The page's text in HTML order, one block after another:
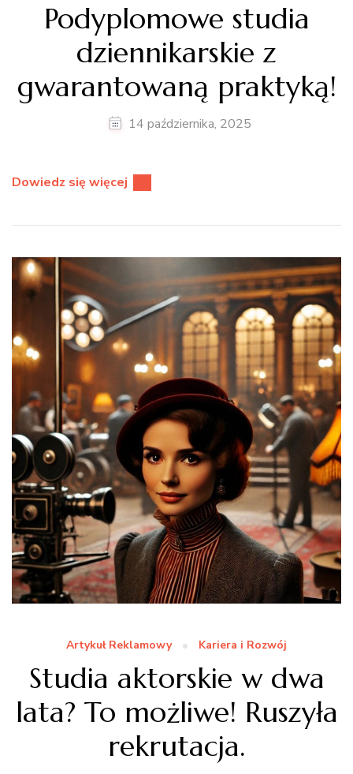
Podyplomowe studia
dziennikarskie z
gwarantowaną praktyką!
14 października, 2025
Dowiedz się więcej
Artykuł Reklamowy Kariera i Rozwój
Studia aktorskie w dwa
lata? To możliwe! Ruszyła
rekrutacja.